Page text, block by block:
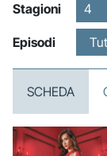
Stagioni 4
Episodi
SCHEDA